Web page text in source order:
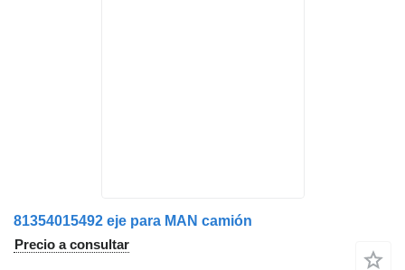
81354015492 eje para MAN camión
Precio a consultar